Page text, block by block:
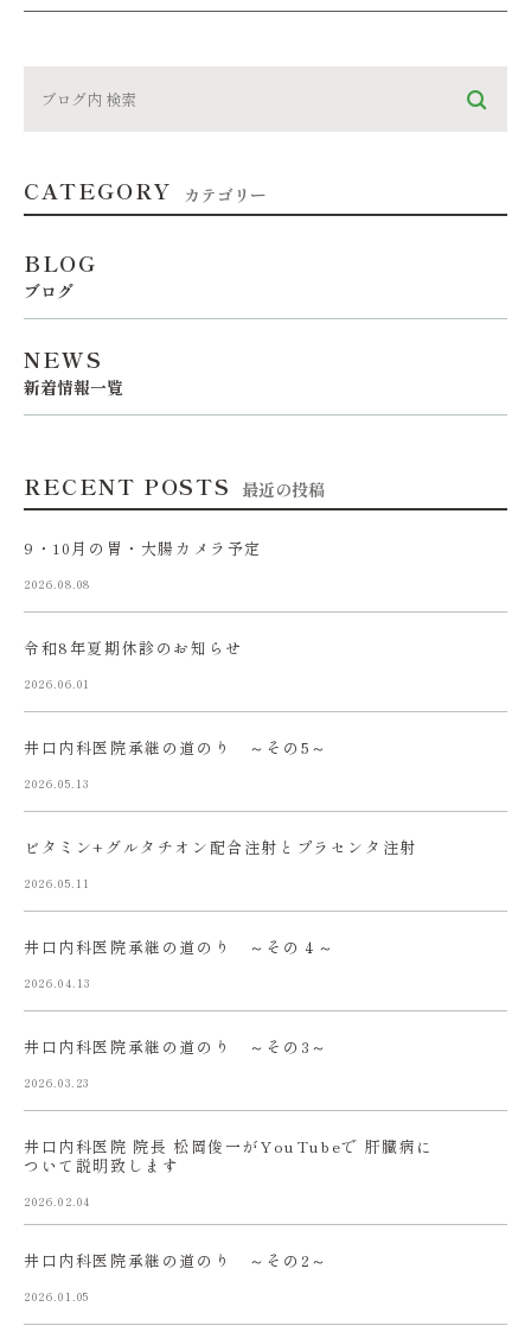
CATEGORY カテゴリー
BLOG
ブログ
NEWS
新着情報一覧
RECENT POSTS 最近の投稿
9・10月の胃・大腸カメラ予定
2026.08.08
令和8年夏期休診のお知らせ
2026.06.01
井口内科医院承継の道のり ～その5～
2026.05.13
ビタミン+グルタチオン配合注射とプラセンタ注射
2026.05.11
井口内科医院承継の道のり ～その４～
2026.04.13
井口内科医院承継の道のり ～その3～
2026.03.23
井口内科医院 院長 松岡俊一がYouTubeで 肝臓病に
ついて説明致します
2026.02.04
井口内科医院承継の道のり ～その2～
2026.01.05